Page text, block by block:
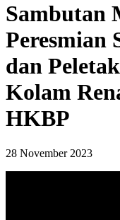
Sambutan
Peresmian
dan
Kolam
HKBP
28 November 2023